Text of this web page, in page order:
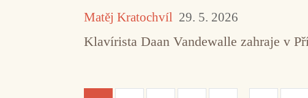
Matěj Kratochvíl 29. 5. 2026
Klavírista Daan Vandewalle zahraje v